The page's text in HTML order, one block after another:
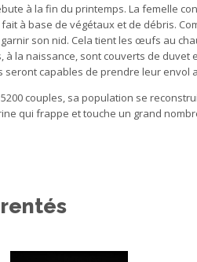
à la fin du printemps. La femelle
à base de végétaux et de débris.
son nid. Cela tient les œufs au
à la naissance, sont couverts de
seront capables de prendre leur envol
couples, sa population se
qui frappe et touche un grand